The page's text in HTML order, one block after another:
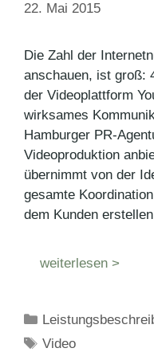
22. Mai 2015
Die Zahl der
anschauen, ist groß:
der Videoplattform
wirksames
Hamburger PR-
Videoproduktion
übernimmt von der
gesamte
dem Kunden
weiterlesen >
Kategorien
Schlagwörter
Video